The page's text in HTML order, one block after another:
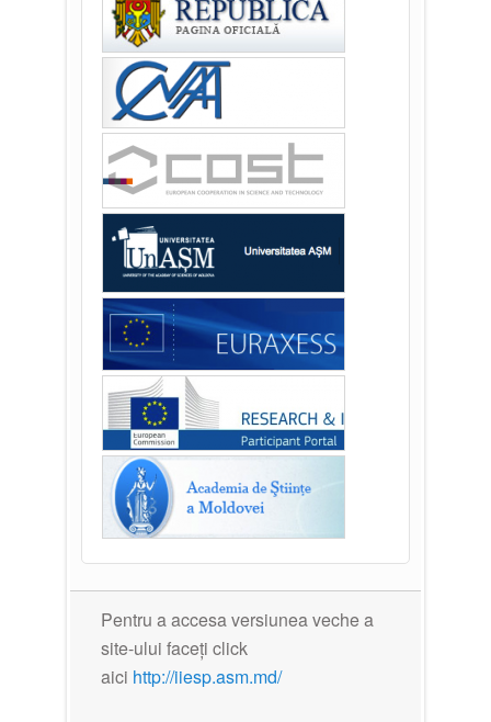
Pentru a accesa versiunea veche a
site-ului faceți click
aici http://iiesp.asm.md/